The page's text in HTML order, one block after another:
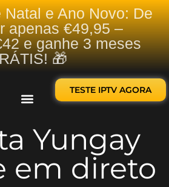
e Ano Novo: De
apenas €49,95 –
e ganhe 3 meses
🎁
TESTE IPTV AGORA
Yungay
em direto